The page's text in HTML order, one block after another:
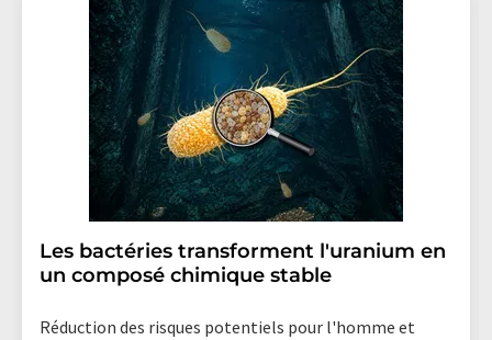
Les bactéries transforment l'uranium en
un composé chimique stable
Réduction des risques potentiels pour l'homme et